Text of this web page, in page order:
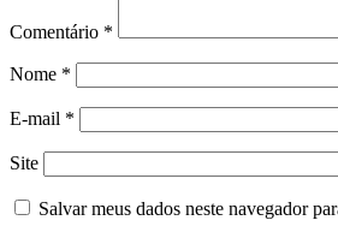
Comentário *
Nome *
E-mail *
Site
Salvar meus dados neste navegador